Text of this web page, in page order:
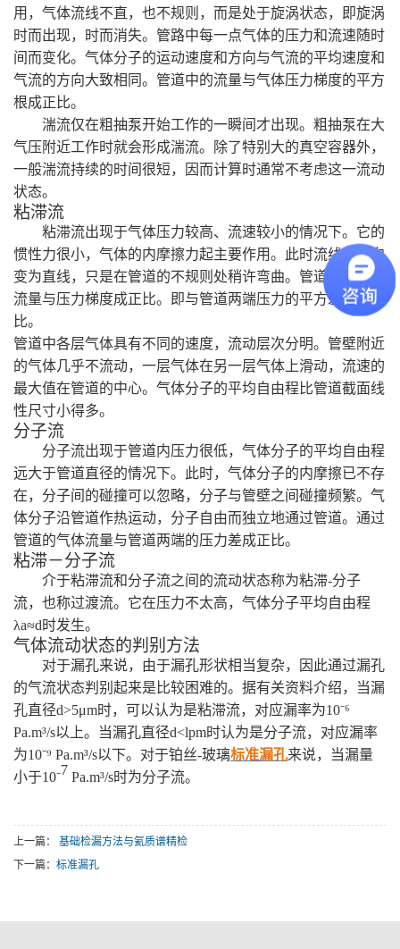
用 ， 气体流线不直， 也不规则 ， 而是处于旋涡状态，
即旋涡
时而出现，
时而消失。管路中每一点气体的压力和流速随时
间而变化。气体分子的运动速度和方向与气流的平均速度和
气流的方向大致相 同。管道中的流量与气体压力梯度的平方
根成正比。
湍流仅在粗抽泵开始工作的一瞬间才出现。粗抽泵在大
气压附近工作时就会形成湍流。除了特别大的真空容器外，
一般湍流持续的时间很短，
因而计算时通常不考虑这一流动
状态。
粘滞流
粘滞流出现于气体压力较高、流速较小的情况下。它的
惯性力很小， 气体的内摩擦力起主要作用。此时流线的方向
变为直线，
只是在管道的不规则处稍许弯曲。管道中气体的
流量与压力梯度成正比。即与管道两端压力的平方差成正
比。
管道中各层气体具有不同的速度， 流动层次分明。管壁附近
的气体几乎不流动， 一层气体在另一层气体上滑动， 流速的
最大值在管道的中心。气体分子的平均自由程比管道截面线
性尺寸小得多。
分子流
分子流出现于管道内压力很低， 气体分子的平均自由程
远大于管道直径的情况下。此时， 气体分子的内摩擦已不存
在， 分子间的碰撞可以忽略， 分子与管壁之间碰撞频繁。气
体分子沿管道作热运动， 分子自由而独立地通过管道。通过
管道的气体流量与管道两端的压力差成正比。
粘滞－分子流
介于粘滞流和分子流之间的流动状态称为粘滞-分子
流， 也称过渡流。它在压力不太高， 气体分子平均自由程
λa≈d时发生。
气体流动状态的判别方法
对于漏孔来说， 由于漏孔形状相当复杂，
因此通过漏孔
的气流状态判别 起来是比较困难的。据有关资料介绍，
当漏
孔直径d>5μm时， 可以认为是粘滞流， 对应漏率为10⁻⁶
Pa.m³/s以上。当漏孔直径d<lpm时认为是分子流， 对应漏率
为10⁻⁹ Pa.m³/s以下。对于铂丝-玻璃标准漏孔来说，
当漏量
小于10⁻7 Pa.m³/s时为分子流。
上一篇： 基础检漏方法与氦质谱精检
下一篇： 标准漏孔